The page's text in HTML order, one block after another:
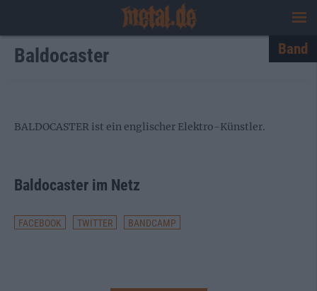
Baldocaster Band
BALDOCASTER ist ein englischer Elektro-Künstler.
Baldocaster im Netz
FACEBOOK TWITTER BANDCAMP